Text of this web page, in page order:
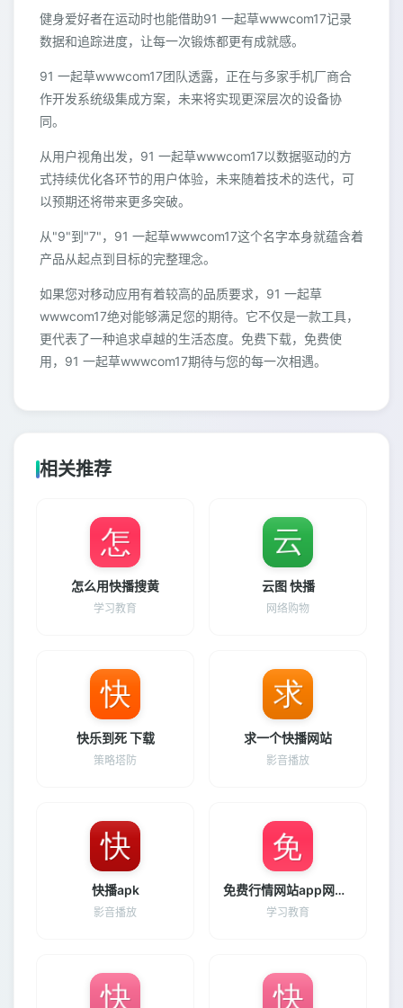
健身爱好者在运动时也能借助91 一起草wwwcom17记录
数据和追踪进度，让每一次锻炼都更有成就感。
91 一起草wwwcom17团队透露，正在与多家手机厂商合
作开发系统级集成方案，未来将实现更深层次的设备协
同。
从用户视角出发，91 一起草wwwcom17以数据驱动的方
式持续优化各环节的用户体验，未来随着技术的迭代，可
以预期还将带来更多突破。
从"9"到"7"，91 一起草wwwcom17这个名字本身就蕴含着
产品从起点到目标的完整理念。
如果您对移动应用有着较高的品质要求，91 一起草
wwwcom17绝对能够满足您的期待。它不仅是一款工具，
更代表了一种追求卓越的生活态度。免费下载，免费使
用，91 一起草wwwcom17期待与您的每一次相遇。
相关推荐
怎么用快播搜黄
学习教育
云图 快播
网络购物
快乐到死 下载
策略塔防
求一个快播网站
影音播放
快播apk
影音播放
免费行情网站app网站推荐免费版
学习教育